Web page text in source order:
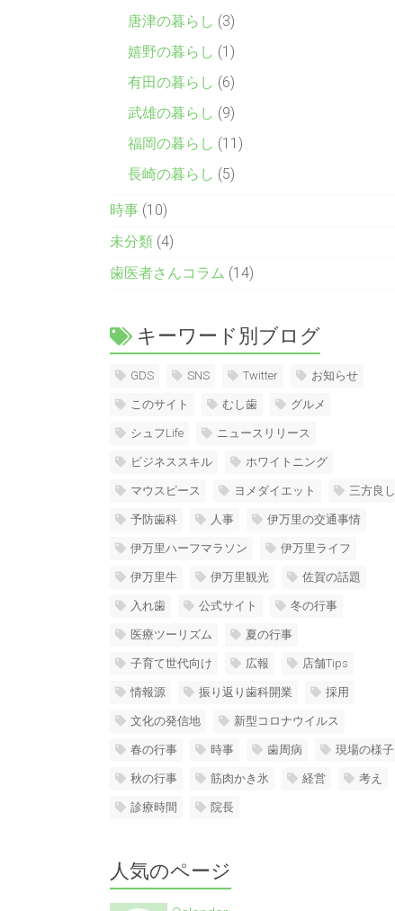
唐津の暮らし (3)
嬉野の暮らし (1)
有田の暮らし (6)
武雄の暮らし (9)
福岡の暮らし (11)
長崎の暮らし (5)
時事 (10)
未分類 (4)
歯医者さんコラム (14)
キーワード別ブログ
GDS SNS Twitter お知らせ
このサイト むし歯 グルメ
シュフLife ニュースリリース
ビジネススキル ホワイトニング
マウスピース ヨメダイエット 三方良し
予防歯科 人事 伊万里の交通事情
伊万里ハーフマラソン 伊万里ライフ
伊万里牛 伊万里観光 佐賀の話題
入れ歯 公式サイト 冬の行事
医療ツーリズム 夏の行事
子育て世代向け 広報 店舗Tips
情報源 振り返り歯科開業 採用
文化の発信地 新型コロナウイルス
春の行事 時事 歯周病 現場の様子
秋の行事 筋肉かき氷 経営 考え
診療時間 院長
人気のページ